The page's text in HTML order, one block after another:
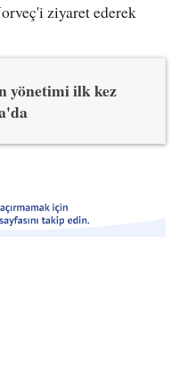
ziyaret ederek
yönetimi ilk kez